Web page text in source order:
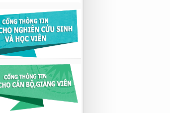
07/2026
TRAO ĐỔI HỌC THUẬT
VIỆN KHOA HỌC VÀ
VỚI TRƯỜNG ĐẠI
TRƯỜNG TRUNG
(NHẬT BẢN) VÀ
TRUNG HỌC PHỔ
CHUYÊN KHOA HỌC TỰ
2026
chế tạo hệ thống xác định
thể độ chính xác cao dựa trên